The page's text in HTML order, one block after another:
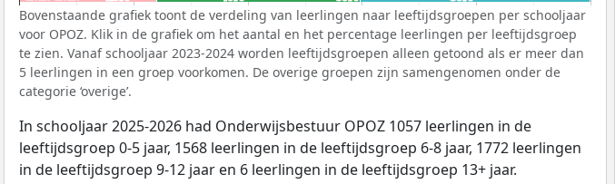
Bovenstaande grafiek toont de verdeling van leerlingen naar leeftijdsgroepen per schooljaar
voor OPOZ. Klik in de grafiek om het aantal en het percentage leerlingen per leeftijdsgroep
te zien. Vanaf schooljaar 2023-2024 worden leeftijdsgroepen alleen getoond als er meer dan
5 leerlingen in een groep voorkomen. De overige groepen zijn samengenomen onder de
categorie ‘overige’.
In schooljaar 2025-2026 had Onderwijsbestuur OPOZ 1057 leerlingen in de
leeftijdsgroep 0-5 jaar, 1568 leerlingen in de leeftijdsgroep 6-8 jaar, 1772 leerlingen
in de leeftijdsgroep 9-12 jaar en 6 leerlingen in de leeftijdsgroep 13+ jaar.